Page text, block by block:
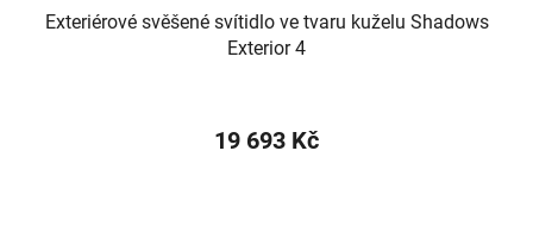
Exteriérové svěšené svítidlo ve tvaru kuželu Shadows
Exterior 4
19 693 Kč